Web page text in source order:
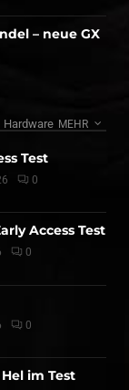
– neue GX
Hardware MEHR
Test
0
Access Test
0
0
im Test